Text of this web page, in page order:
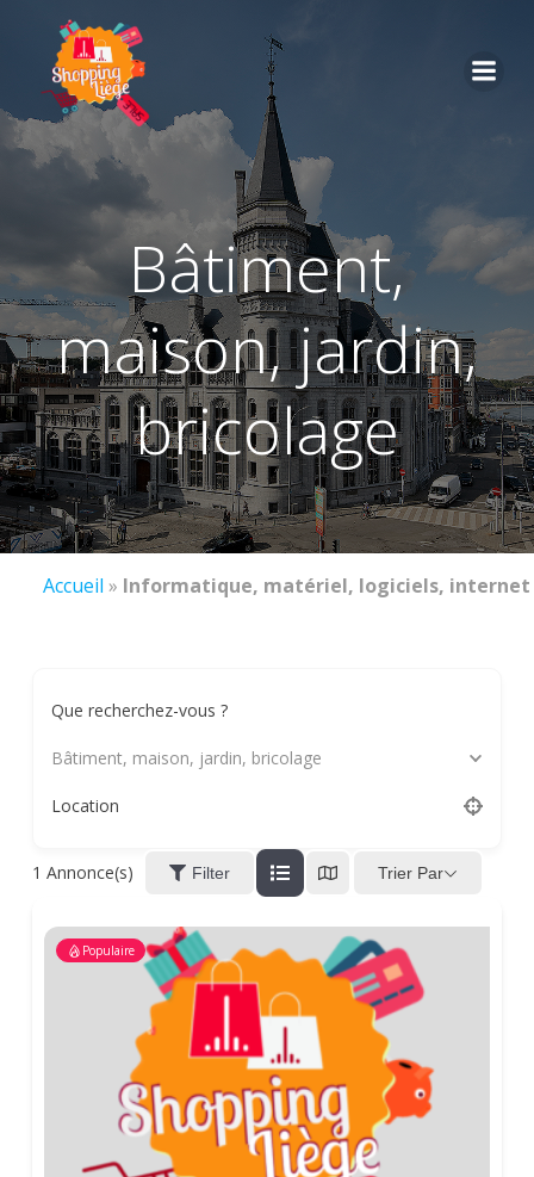
bâtiment,
maison, jardin,
bricolage
Accueil » Informatique, matériel, logiciels, internet
Que recherchez-vous ?
Bâtiment, maison, jardin, bricolage
Location
1 Annonce(s) Filter Trier Par
Populaire